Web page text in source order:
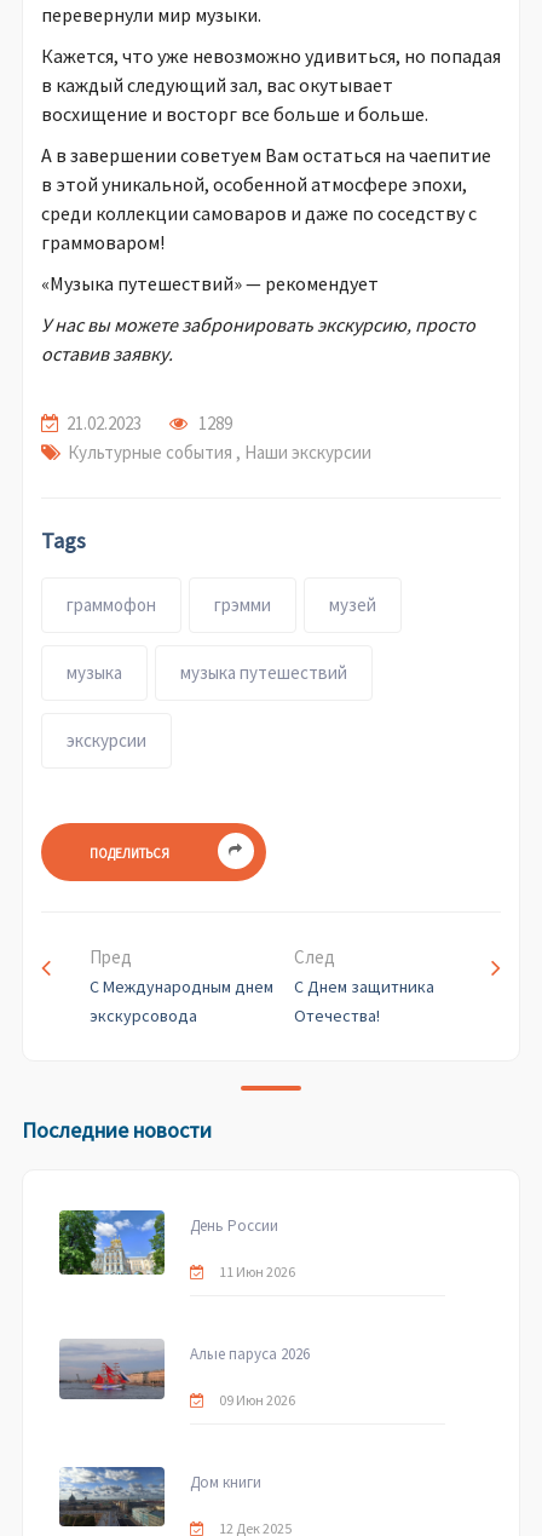
перевернули мир музыки.
Кажется, что уже невозможно удивиться, но попадая
в каждый следующий зал, вас окутывает
восхищение и восторг все больше и больше.
А в завершении советуем Вам остаться на чаепитие
в этой уникальной, особенной атмосфере эпохи,
среди коллекции самоваров и даже по соседству с
граммоваром!
«Музыка путешествий» — рекомендует
У нас вы можете забронировать экскурсию, просто
оставив заявку.
21.02.2023
1289
Культурные события , Наши экскурсии
Tags
граммофон грэмми музей
музыка музыка путешествий
экскурсии
ПОДЕЛИТЬСЯ
Пред
С Международным днем
экскурсовода
След
С Днем защитника
Отечества!
Последние новости
День России
11 Июн 2026
Алые паруса 2026
09 Июн 2026
Дом книги
12 Дек 2025